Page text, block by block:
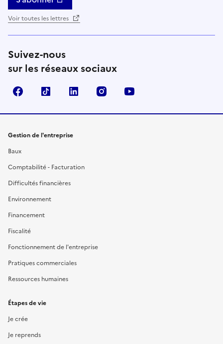
Voir toutes les lettres
Suivez-nous
sur les réseaux sociaux
FacebookTikTok Linkedin Instagram
Gestion de l'entreprise
Baux
Comptabilité - Facturation
Difficultés financières
Environnement
Financement
Fiscalité
Fonctionnement de l'entreprise
Pratiques commerciales
Ressources humaines
Étapes de vie
Je crée
Je reprends